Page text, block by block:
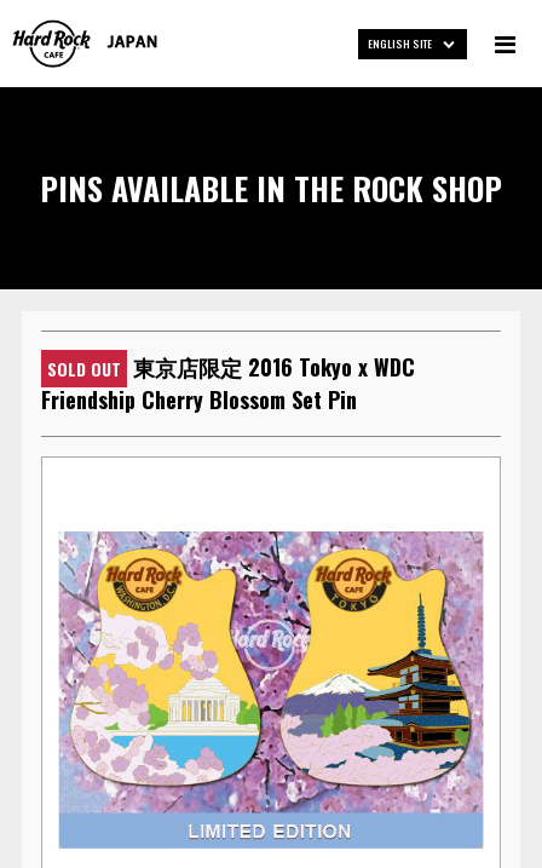
ENGLISH SITE
PINS AVAILABLE IN THE ROCK SHOP
SOLD OUT 東京店限定 2016 Tokyo x WDC
Friendship Cherry Blossom Set Pin